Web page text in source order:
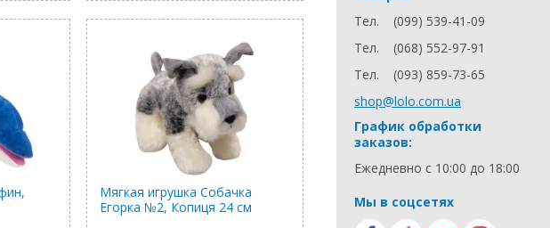
Мягкая игрушка Собачка
Егорка №2, Копиця 24 см
Тел.
(099) 539-41-09
Тел.
(068) 552-97-91
Тел.
(093) 859-73-65
shop@lolo.com.ua
График обработки
заказов:
Ежедневно с 10:00 до 18:00
Мы в соцсетях